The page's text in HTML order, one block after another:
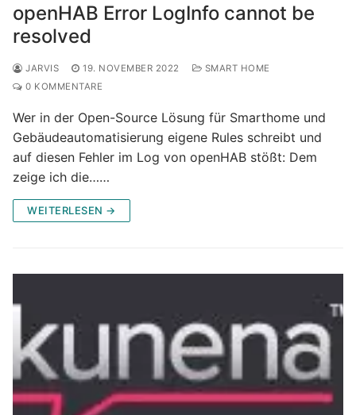
openHAB Error LogInfo cannot be
resolved
JARVIS 19. NOVEMBER 2022
SMART HOME
0 KOMMENTARE
Wer in der Open-Source Lösung für Smarthome und
Gebäudeautomatisierung eigene Rules schreibt und
auf diesen Fehler im Log von openHAB stößt: Dem
zeige ich die……
WEITERLESEN →